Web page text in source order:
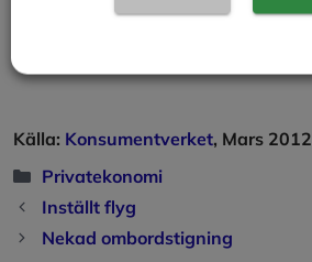
Källa: Konsumentverket, Mars 2012
Kategorier
Privatekonomi
Inställt flyg
Nekad ombordstigning